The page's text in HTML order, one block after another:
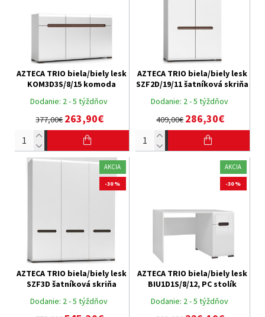
Dodanie: 2 - 5 týždňov
AZTECA TRIO biela/biely lesk
KOM3D3S/8/15 komoda
377,00€263,90€
Dodanie: 2 - 5 týždňov
AZTECA TRIO biela/biely lesk
SZF2D/19/11 šatníková skriňa
409,00€286,30€
AKCIA
-30 %
Dodanie: 2 - 5 týždňov
AZTECA TRIO biela/biely lesk
SZF3D šatníková skriňa
AKCIA
-30 %
Dodanie: 2 - 5 týždňov
AZTECA TRIO biela/biely lesk
BIU1D1S/8/12, PC stolík